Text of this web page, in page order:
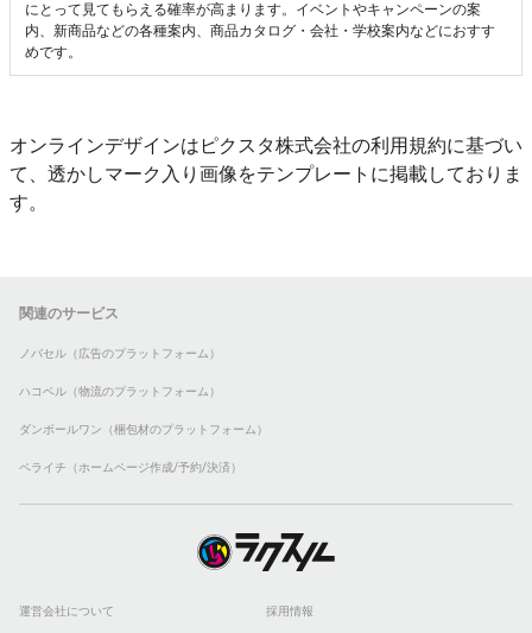
にとって見てもらえる確率が高まります。イベントやキャンペーンの案
内、新商品などの各種案内、商品カタログ・会社・学校案内などにおすす
めです。
オンラインデザインはピクスタ株式会社の利用規約に基づい
て、透かしマーク入り画像をテンプレートに掲載しておりま
す。
関連のサービス
ノバセル（広告のプラットフォーム）
ハコベル（物流のプラットフォーム）
ダンボールワン（梱包材のプラットフォーム）
ペライチ（ホームページ作成/予約/決済）
運営会社について 採用情報